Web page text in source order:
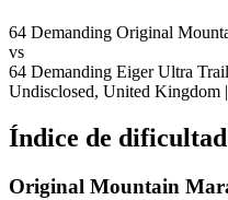
64 Demanding Original
vs
64 Demanding Eiger Ultra Trail
Undisclosed, United Kingdom |
Índice de dificultad
Original Mountain